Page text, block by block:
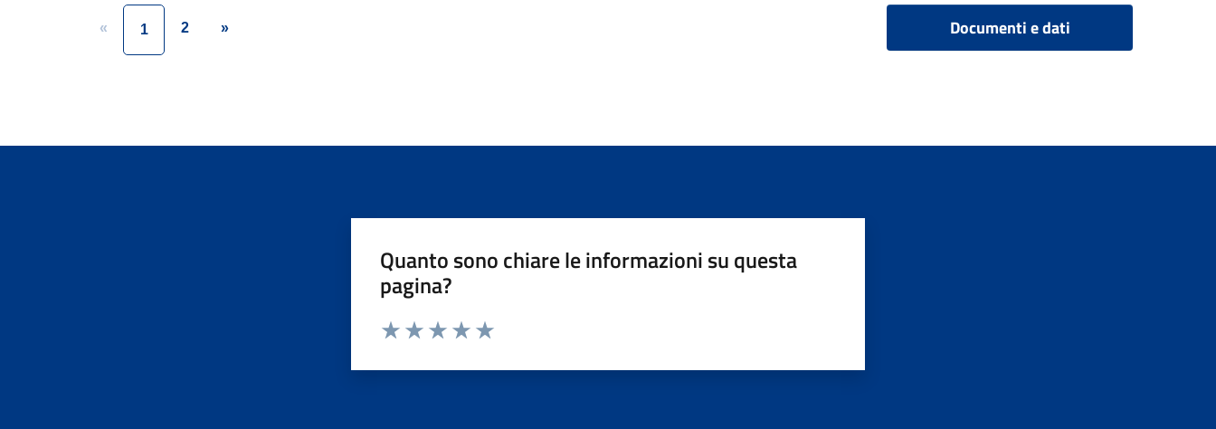
« 1 2 » Documenti e dati
Quanto sono chiare le informazioni su questa
pagina?
Valuta da 1 a 5 stelle la pagina